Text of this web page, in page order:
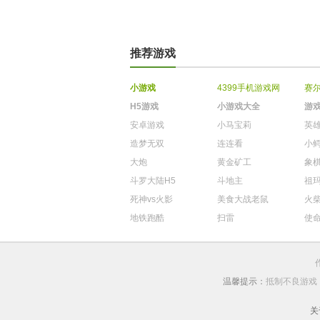
推荐游戏
小游戏 4399手机游戏网
赛
H5游戏
小游戏大全
游
安卓游戏
小马宝莉
英
造梦无双
连连看
小
大炮
黄金矿工
象
斗罗大陆H5
斗地主
祖
死神vs火影
美食大战老鼠
火
地铁跑酷
扫雷 使
温馨提示： 抵制不良游戏